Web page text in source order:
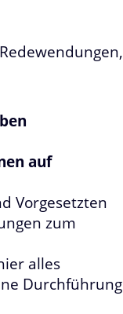
auf
Vorgesetzten
zum
alles
Durchführung